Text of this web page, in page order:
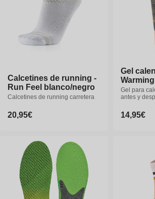
Calcetines de running -
Run Feel blanco/negro
Calcetines de running carretera
Precio
20,95€
Calcetines de running -
Run Feel blanco/negro
Calcetines de running carretera
Precio
20,95€
Gel
Warming
Gel para
antes y
Precio
14,95€